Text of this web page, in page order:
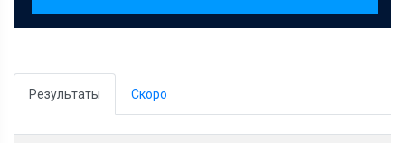
Результаты Скоро